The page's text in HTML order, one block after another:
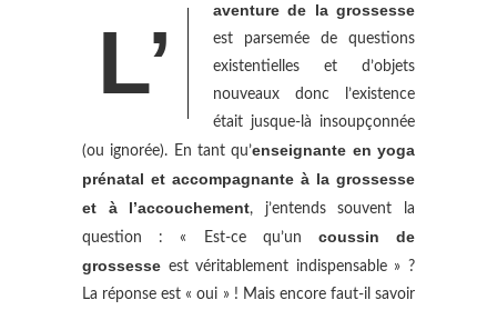
L’
aventure de la grossesse
est parsemée de questions
existentielles et d’objets
nouveaux donc l’existence
était jusque-là insoupçonnée
(ou ignorée). En tant qu’enseignante en yoga
prénatal et accompagnante à la grossesse
et à l’accouchement, j’entends souvent la
question : « Est-ce qu’un coussin de
grossesse est véritablement indispensable » ?
La réponse est « oui » ! Mais encore faut-il savoir